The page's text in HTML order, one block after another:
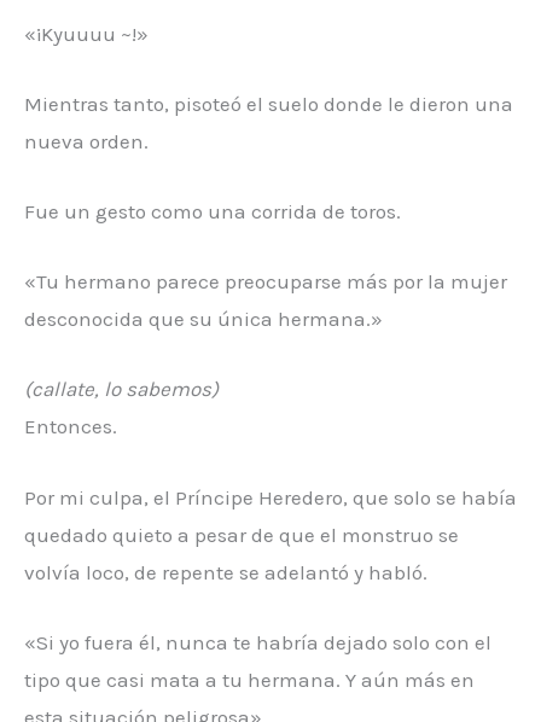
«¡Kyuuuu ~!»
Mientras tanto, pisoteó el suelo donde le dieron una
nueva orden.
Fue un gesto como una corrida de toros.
«Tu hermano parece preocuparse más por la mujer
desconocida que su única hermana.»
(callate, lo sabemos)
Entonces.
Por mi culpa, el Príncipe Heredero, que solo se había
quedado quieto a pesar de que el monstruo se
volvía loco, de repente se adelantó y habló.
«Si yo fuera él, nunca te habría dejado solo con el
tipo que casi mata a tu hermana. Y aún más en
esta situación peligrosa».